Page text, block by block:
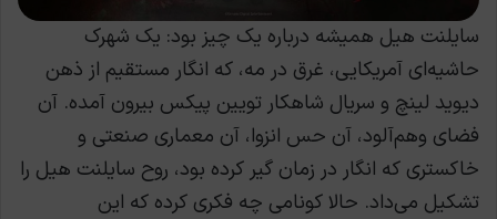
سایلنت هیل همیشه درباره یک چیز بود: یک شهرک
حاشیه‌ای آمریکایی، غرق در مه، که انگار مستقیم از ذهن
دیوید لینچ و سریال شاهکار تویین پیکس بیرون آمده. آن
فضای وهم‌آلود، آن حس انزوا، آن معماری صنعتی و
خاکستری که انگار در زمان گیر کرده بود، روح سایلنت هیل را
تشکیل می‌داد. حالا کونامی چه فکری کرده که این